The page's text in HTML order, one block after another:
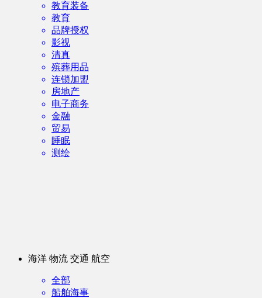
教育装备
教育
品牌授权
影视
清真
殡葬用品
连锁加盟
房地产
电子商务
金融
贸易
睡眠
测绘
海洋 物流 交通 航空
全部
船舶海事